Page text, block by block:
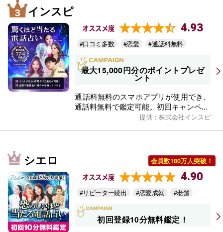
インスピ
オススメ度 4.93
#口コミ多数 #恋愛 #通話料無料
最大15,000円分のポイントプレゼ
ント
通話料無料のスマホアプリが使用でき、
通話料無料で鑑定可能。初回キャンペ...
提供：株式会社インスピ
シエロ 会員数180万人突破！
オススメ度 4.90
#リピーター続出 #恋愛成就 #老舗
初回登録10分無料鑑定！